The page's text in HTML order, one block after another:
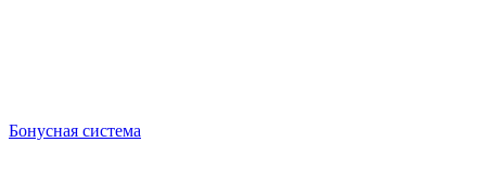
Бонусная система